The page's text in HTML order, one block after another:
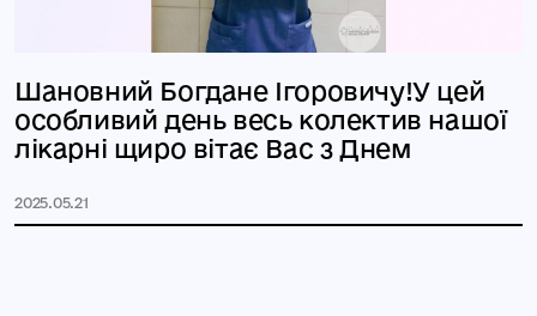
Шановний Богдане Ігоровичу!У цей
особливий день весь колектив нашої
лікарні щиро вітає Вас з Днем
2025.05.21